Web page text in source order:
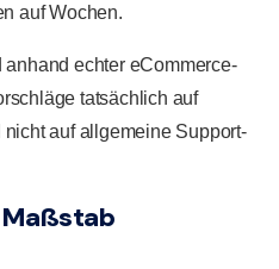
auf Wochen.
anhand echter eCommerce-
tatsächlich auf
auf allgemeine Support-